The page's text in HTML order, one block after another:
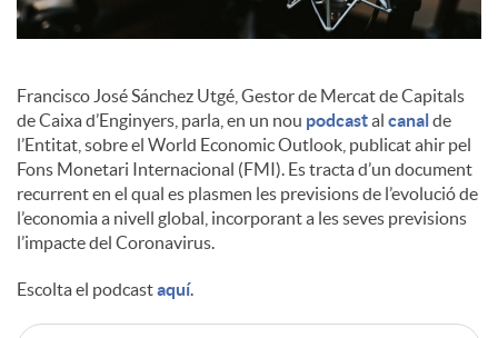
l
s
Francisco José Sánchez Utgé, Gestor de Mercat de Capitals
de Caixa d’Enginyers, parla, en un nou podcastal canalde
l’Entitat, sobre el World Economic Outlook, publicat ahir pel
Fons Monetari Internacional (FMI). Es tracta d’un document
recurrent en el qual es plasmen les previsions de l’evolució de
l’economia a nivell global, incorporant a les seves previsions
l’impacte del Coronavirus.
Escolta el podcastaquí.